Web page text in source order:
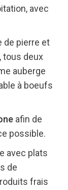
avec
de pierre et
tous deux
auberge
à boeufs
afin de
possible.
avec plats
de
frais